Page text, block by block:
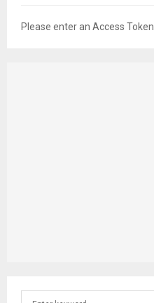
Please enter an Access Token